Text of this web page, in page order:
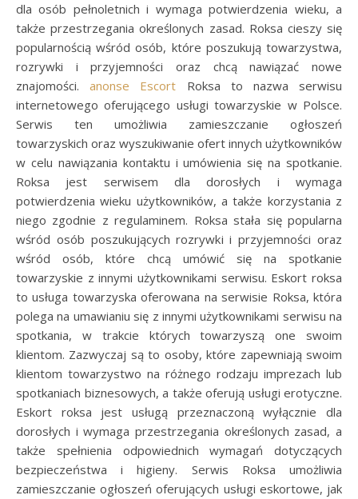
dla osób pełnoletnich i wymaga potwierdzenia wieku, a
także przestrzegania określonych zasad. Roksa cieszy się
popularnością wśród osób, które poszukują towarzystwa,
rozrywki i przyjemności oraz chcą nawiązać nowe
znajomości.anonse Escort Roksa to nazwa serwisu
internetowego oferującego usługi towarzyskie w Polsce.
Serwis ten umożliwia zamieszczanie ogłoszeń
towarzyskich oraz wyszukiwanie ofert innych użytkowników
w celu nawiązania kontaktu i umówienia się na spotkanie.
Roksa jest serwisem dla dorosłych i wymaga
potwierdzenia wieku użytkowników, a także korzystania z
niego zgodnie z regulaminem. Roksa stała się popularna
wśród osób poszukujących rozrywki i przyjemności oraz
wśród osób, które chcą umówić się na spotkanie
towarzyskie z innymi użytkownikami serwisu. Eskort roksa
to usługa towarzyska oferowana na serwisie Roksa, która
polega na umawianiu się z innymi użytkownikami serwisu na
spotkania, w trakcie których towarzyszą one swoim
klientom. Zazwyczaj są to osoby, które zapewniają swoim
klientom towarzystwo na różnego rodzaju imprezach lub
spotkaniach biznesowych, a także oferują usługi erotyczne.
Eskort roksa jest usługą przeznaczoną wyłącznie dla
dorosłych i wymaga przestrzegania określonych zasad, a
także spełnienia odpowiednich wymagań dotyczących
bezpieczeństwa i higieny. Serwis Roksa umożliwia
zamieszczanie ogłoszeń oferujących usługi eskortowe, jak